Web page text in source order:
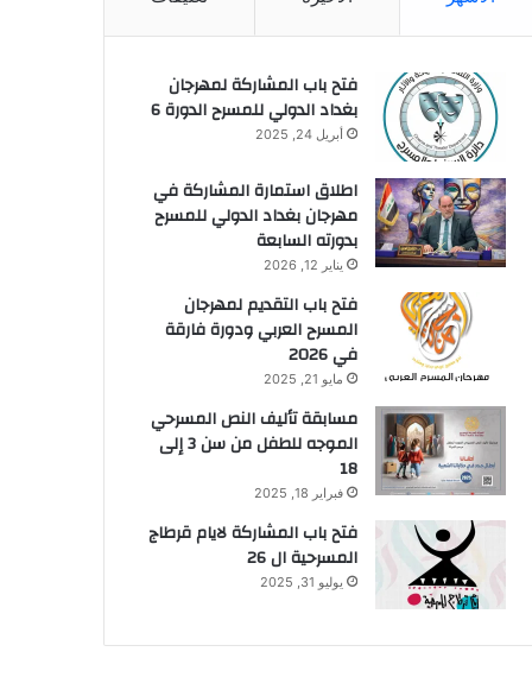
فتح باب المشاركة لمهرجان
بغداد الدولي للمسرح الدورة 6
أبريل 24, 2025
اطلاق استمارة المشاركة في
مهرجان بغداد الدولي للمسرح
بدورته السابعة
يناير 12, 2026
فتح باب التقديم لمهرجان
المسرح العربي ودورة فارقة
في 2026
مايو 21, 2025
مسابقة تأليف النص المسرحي
الموجه للطفل من سن 3 إلى
18
فبراير 18, 2025
فتح باب المشاركة لايام قرطاج
المسرحية ال 26
يوليو 31, 2025